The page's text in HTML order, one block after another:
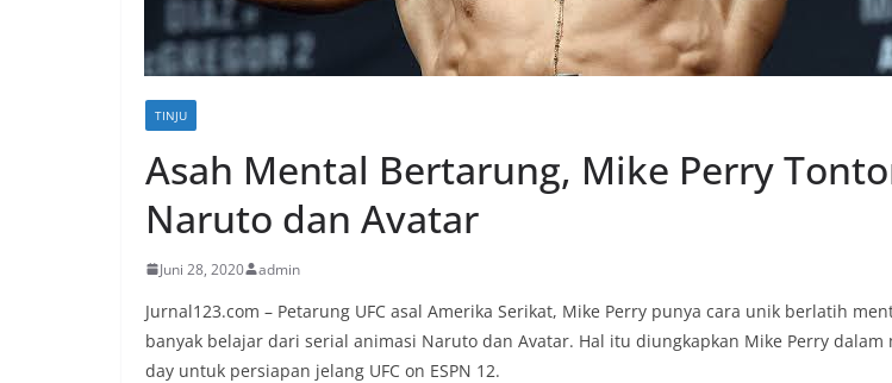
TINJU
Asah Mental Bertarung, Mike Perry
Naruto dan Avatar
Juni 28, 2020 admin
Jurnal123.com – Petarung UFC asal Amerika Serikat, Mike Perry punya cara unik berlatih
banyak belajar dari serial animasi Naruto dan Avatar. Hal itu diungkapkan Mike Perry dalam
day untuk persiapan jelang UFC on ESPN 12.